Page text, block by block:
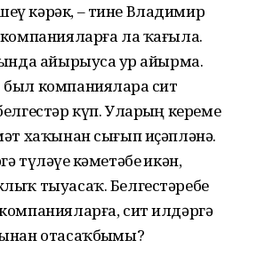
кәрәк, – тине Владимир
ла ҡағыла.
айырыуса ҙур айырма.
компанияларҙа сит
күп. Уларҙың кереме
хаҡынан сығып иҫәпләнә.
түләүҙе кәметәбеҙ икән,
тыуасаҡ. Белгестәребеҙ
сит илдәргә
отасаҡбыҙмы?